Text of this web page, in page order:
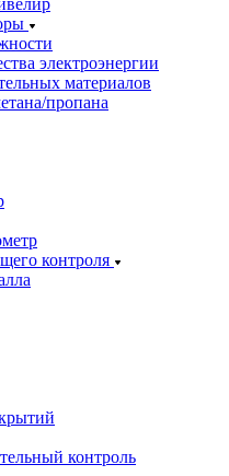
электроэнергии
материалов
пропана
контроля
контроль